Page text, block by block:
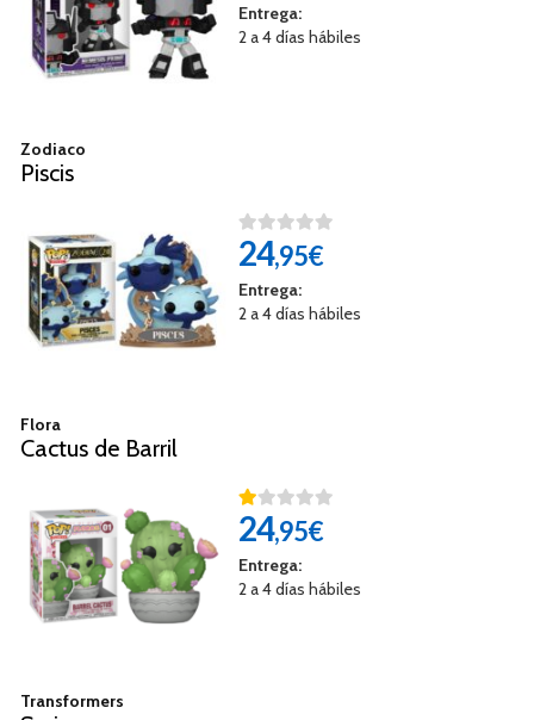
Entrega:
2 a 4 días hábiles
Zodiaco
Piscis
24,95€
Entrega:
2 a 4 días hábiles
Flora
Cactus de Barril
24,95€
Entrega:
2 a 4 días hábiles
Transformers